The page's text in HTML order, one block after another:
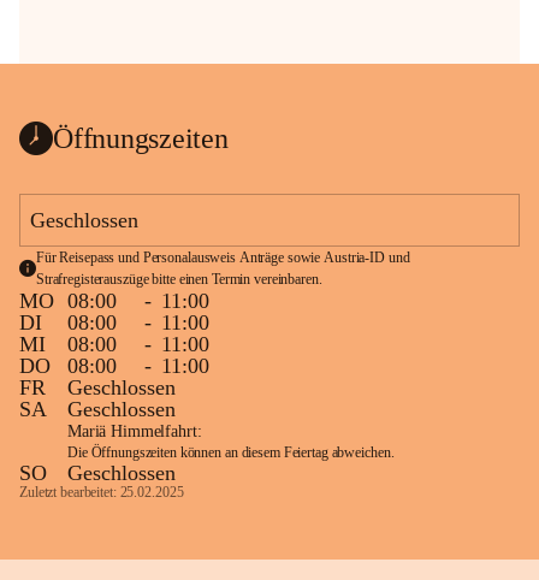
Öffnungszeiten
Geschlossen
Für Reisepass und Personalausweis Anträge sowie Austria-ID und
Strafregisterauszüge bitte einen Termin vereinbaren.
MO 08:00 - 11:00
DI
08:00 - 11:00
MI
08:00 - 11:00
DO
08:00 - 11:00
FR
Geschlossen
SA
Geschlossen
Mariä Himmelfahrt:
Die Öffnungszeiten können an diesem Feiertag abweichen.
SO Geschlossen
Zuletzt bearbeitet: 25.02.2025